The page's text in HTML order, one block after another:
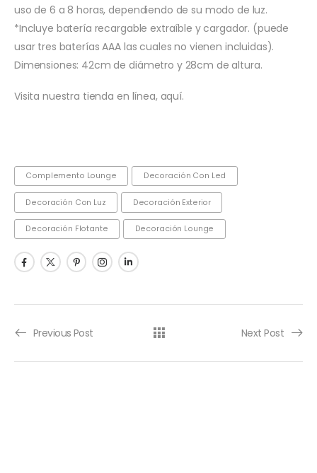
uso de 6 a 8 horas, dependiendo de su modo de luz.
*Incluye batería recargable extraíble y cargador. (puede
usar tres baterías AAA las cuales no vienen incluidas).
Dimensiones: 42cm de diámetro y 28cm de altura.
Visita nuestra tienda en línea, aquí.
Complemento Lounge Decoración Con Led
Decoración Con Luz Decoración Exterior
Decoración Flotante Decoración Lounge
Previous Post Next Post